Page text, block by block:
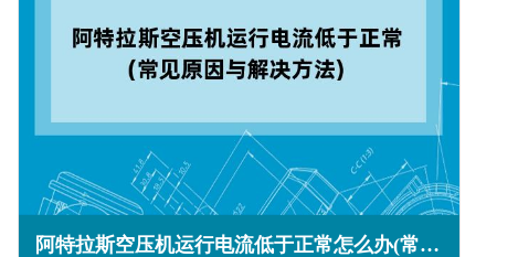
阿特拉斯空压机运行电流低于正常怎么办(常见原因与解决方法)